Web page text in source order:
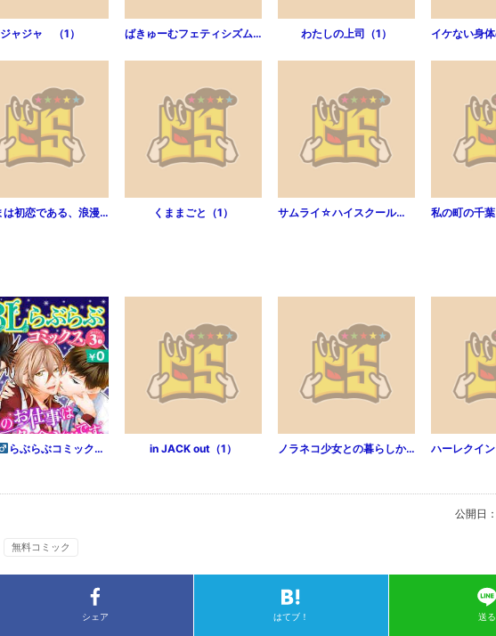
ジャジャ （1） ばきゅーむフェティシズム（1） わたしの上司（1）
静さまは初恋である、浪漫斯はまだない。（1） くままごと（1） サムライ☆ハイスクール （2）
らぶらぶコミックス 無料試し読みパック 2015年3月号 下(Vol.20) in JACK out（1） ノラネコ少女との暮らしかた（1）
公開日：
無料コミック
シェア はてブ！ 送る